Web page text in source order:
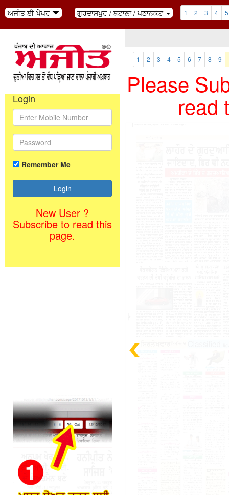
ਅਜੀਤ ਈ-ਪੇਪਰ ਗੁਰਦਾਸਪੁਰ / ਬਟਾਲਾ / ਪਠਾਨਕੋਟ 1 2 3 4 5
Login
Remember Me
New User ?
Subscribe to read this
page.
1 2 3 4 5 6 7 8 9
Please
read